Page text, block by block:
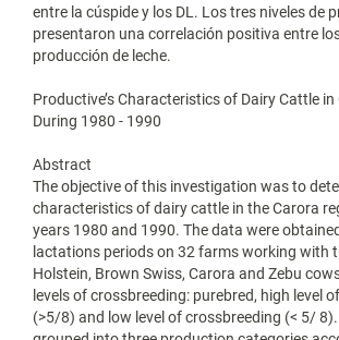
entre la cúspide y los DL. Los tres niveles de
presentaron una correlación positiva entre
producción de leche.
Productive’s Characteristics of Dairy Cattle in
During 1980 - 1990
Abstract
The objective of this investigation was to
characteristics of dairy cattle in the Carora
years 1980 and 1990. The data were
lactations periods on 32 farms working with
Holstein, Brown Swiss, Carora and Zebu
levels of crossbreeding: purebred, high level
(>5/8) and low level of crossbreeding (< 5/